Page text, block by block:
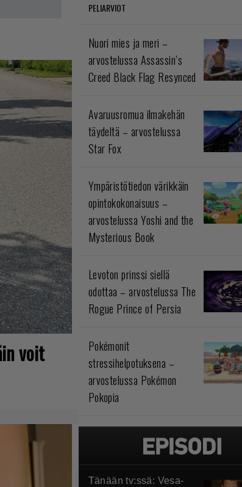
voit
PELIARVIOT
Nuori mies ja meri –
arvostelussa Assassin’s
Creed Black Flag Resynced
Avaruusromua ilmakehän
täydeltä – arvostelussa
Star Fox
Ympäristötiedon värikkäin
opintokokonaisuus –
arvostelussa Yoshi and the
Mysterious Book
Levoton prinssi siellä
odottaa – arvostelussa The
Rogue Prince of Persia
Pokémonit
stressihelpotuksena –
arvostelussa Pokémon
Pokopia
Tänään tv:ssä: Vesa-